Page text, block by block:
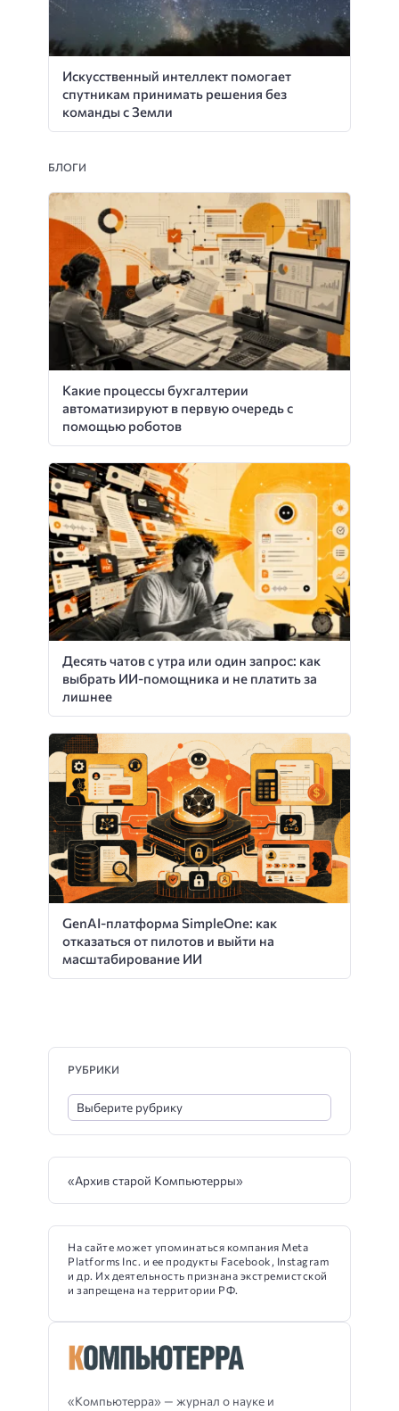
Искусственный интеллект помогает
спутникам принимать решения без
команды с Земли
БЛОГИ
Какие процессы бухгалтерии
автоматизируют в первую очередь с
помощью роботов
Десять чатов с утра или один запрос: как
выбрать ИИ-помощника и не платить за
лишнее
GenAI-платформа SimpleOne: как
отказаться от пилотов и выйти на
масштабирование ИИ
«Компьютерра» — журнал о науке и
РУБРИКИ
«Архив старой Компьютерры»
На сайте может упоминаться компания Meta
Platforms Inc. и ее продукты Facebook, Instagram
и др. Их деятельность признана экстремистской
и запрещена на территории РФ.